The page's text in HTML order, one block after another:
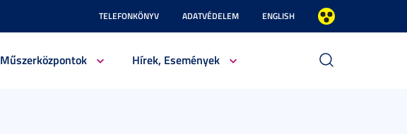
TELEFONKÖNYV ADATVÉDELEM ENGLISH
Műszerközpontok Hírek, Események